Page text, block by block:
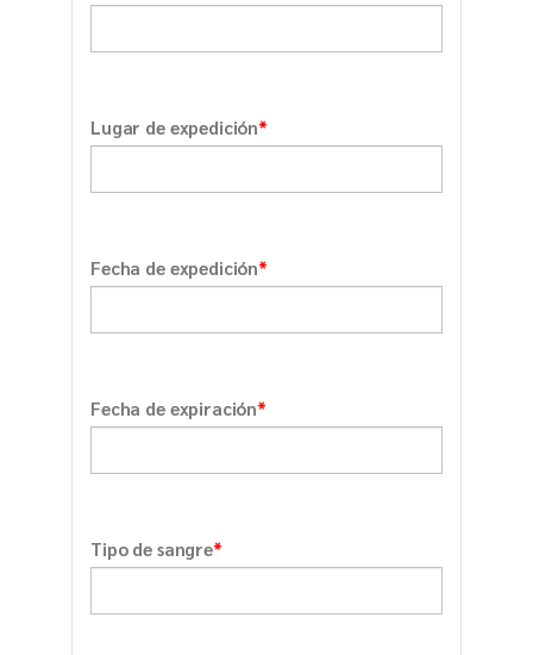
Lugar de expedición*
Fecha de expedición*
Fecha de expiración*
Tipo de sangre*